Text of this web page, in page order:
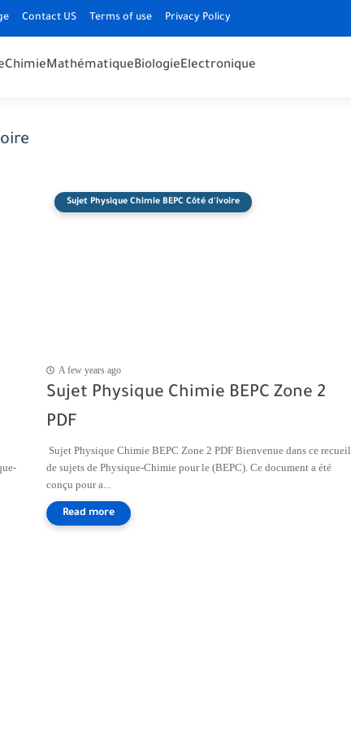
Contact US Terms of use Privacy Policy
ChimieMathématiqueBiologieElectronique
Sujet Physique Chimie BEPC Côté d'ivoire
A few years ago
Sujet Physique Chimie BEPC Zone 2
PDF
Sujet Physique Chimie BEPC Zone 2 PDF Bienvenue dans ce recueil
de sujets de Physique-Chimie pour le (BEPC). Ce document a été
conçu pour a...